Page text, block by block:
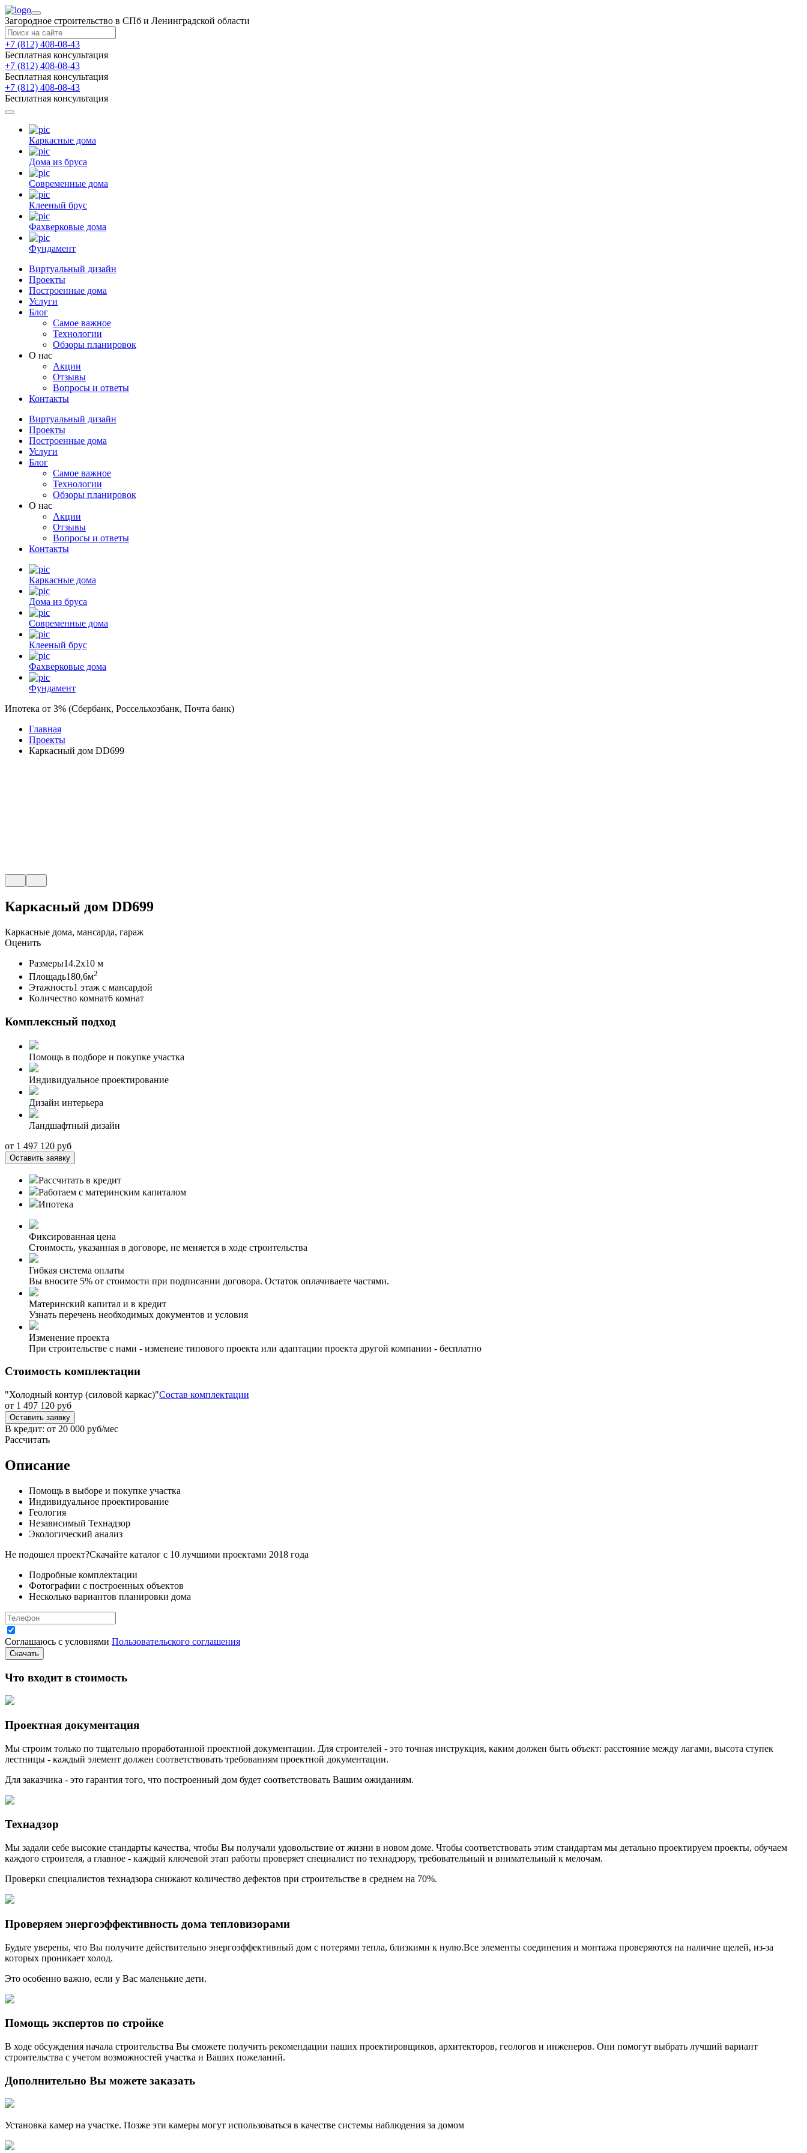
Загородное строительство в СПб и Ленинградской области
+7 (812) 408-08-43
Бесплатная консультация
+7 (812) 408-08-43
Бесплатная консультация
+7 (812) 408-08-43
Бесплатная консультация
Каркасные дома
Дома из бруса
Современные дома
Клееный брус
Фахверковые дома
Фундамент
Виртуальный дизайн
Проекты
Построенные дома
Услуги
Блог
Самое важное
Технологии
Обзоры планировок
О нас
Акции
Отзывы
Вопросы и ответы
Контакты
Виртуальный дизайн
Проекты
Построенные дома
Услуги
Блог
Самое важное
Технологии
Обзоры планировок
О нас
Акции
Отзывы
Вопросы и ответы
Контакты
Каркасные дома
Дома из бруса
Современные дома
Клееный брус
Фахверковые дома
Фундамент
Ипотека от 3% (Сбербанк, Россельхозбанк, Почта банк)
Главная
Проекты
Каркасный дом DD699
Каркасный дом DD699
Каркасные дома, мансарда, гараж
Оценить
Размеры14.2x10 м
Площадь180,6м2
Этажность1 этаж с мансардой
Количество комнат6 комнат
Комплексный подход
Помощь в подборе и покупке участка
Индивидуальное проектирование
Дизайн интерьера
Ландшафтный дизайн
от 1 497 120 руб
Оставить заявку
Рассчитать в кредит
Работаем с материнским капиталом
Ипотека
Фиксированная цена
Стоимость, указанная в договоре, не меняется в ходе строительства
Гибкая система оплаты
Вы вносите 5% от стоимости при подписании договора. Остаток оплачиваете частями.
Материнский капитал и в кредит
Узнать перечень необходимых документов и условия
Изменение проекта
При строительстве с нами - изменеие типового проекта или адаптации проекта другой компании - бесплатно
Стоимость комплектации
"Холодный контур (силовой каркас)"Состав комплектации
от 1 497 120 руб
Оставить заявку
В кредит: от 20 000 руб/мес
Рассчитать
Описание
Помощь в выборе и покупке участка
Индивидуальное проектирование
Геология
Независимый Технадзор
Экологический анализ
Не подошел проект?Скачайте каталог с 10 лучшими проектами 2018 года
Подробные комплектации
Фотографии с построенных объектов
Несколько вариантов планировки дома
Соглашаюсь с условиями Пользовательского соглашения
Скачать
Что входит в стоимость
Проектная документация
Мы строим только по тщательно проработанной проектной документации. Для строителей - это точная инструкция, каким должен быть объект: расстояние между лагами, высота ступек
лестницы - каждый элемент должен соответствовать требованиям проектной документации.
Для заказчика - это гарантия того, что построенный дом будет соответствовать Вашим ожиданиям.
Технадзор
Мы задали себе высокие стандарты качества, чтобы Вы получали удовольствие от жизни в новом доме. Чтобы соответствовать этим стандартам мы детально проектируем проекты, обучаем
каждого строителя, а главное - каждый ключевой этап работы проверяет специалист по технадзору, требовательный и внимательный к мелочам.
Проверки специалистов технадзора снижают количество дефектов при строительстве в среднем на 70%.
Проверяем энергоэффективность дома тепловизорами
Будьте уверены, что Вы получите действительно энергоэффективный дом с потерями тепла, близкими к нулю.Все элементы соединения и монтажа проверяются на наличие щелей, из-за
которых проникает холод.
Это особенно важно, если у Вас маленькие дети.
Помощь экспертов по стройке
В ходе обсуждения начала строительства Вы сможете получить рекомендации наших проектировщиков, архитекторов, геологов и инженеров. Они помогут выбрать лучший вариант
строительства с учетом возможностей участка и Ваших пожеланий.
Дополнительно Вы можете заказать
Установка камер на участке. Позже эти камеры могут использоваться в качестве системы наблюдения за домом